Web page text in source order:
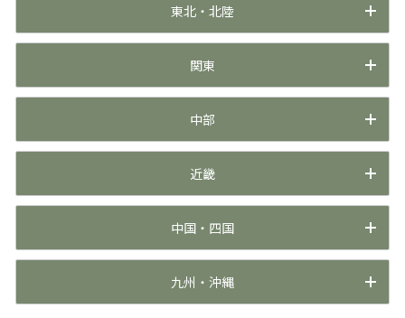
東北・北陸
関東
中部
近畿
中国・四国
九州・沖縄